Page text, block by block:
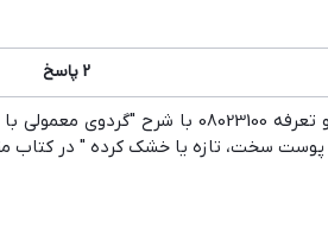
2 پاسخ
سخت، تازه يا خشك کرده " در کتاب